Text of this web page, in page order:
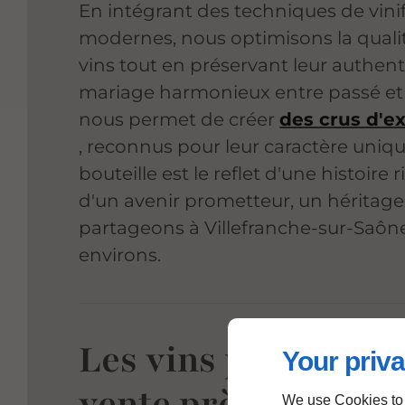
Your
We use Cookies
En intégrant des techniques de
modernes, nous optimisons la
vins tout en préservant leur
mariage harmonieux entre passé
nous permet de créer des crus
, reconnus pour leur caractère
bouteille est le reflet d'une histoire
d'un avenir prometteur, un
partageons à Villefranche-sur-
environs.
Les vins produits